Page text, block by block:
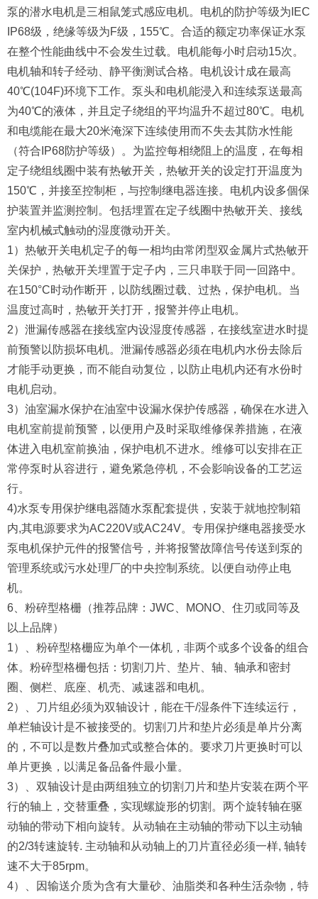
泵的潜水电机是三相鼠笼式感应电机。电机的防护等级为IEC
IP68级，绝缘等级为F级，155℃。合适的额定功率保证水泵
在整个性能曲线中不会发生过载。电机能每小时启动15次。
电机轴和转子经动、静平衡测试合格。电机设计成在最高
40℃(104F)环境下工作。泵头和电机能浸入和连续泵送最高
为40℃的液体，并且定子绕组的平均温升不超过80℃。电机
和电缆能在最大20米淹深下连续使用而不失去其防水性能
（符合IP68防护等级）。为监控每相绕阻上的温度，在每相
定子绕组线圈中装有热敏开关，热敏开关的设定打开温度为
150℃，并接至控制柜，与控制继电器连接。电机内设多個保
护装置并监测控制。包括埋置在定子线圈中热敏开关、接线
室内机械式触动的湿度微动开关。
1）热敏开关电机定子的每一相均由常闭型双金属片式热敏开
关保护，热敏开关埋置于定子内，三只串联于同一回路中。
在150°C时动作断开，以防线圈过载、过热，保护电机。当
温度过高时，热敏开关打开，报警并停止电机。
2）泄漏传感器在接线室内设湿度传感器，在接线室进水时提
前预警以防损坏电机。泄漏传感器必须在电机内水份去除后
才能手动更换，而不能自动复位，以防止电机内还有水份时
电机启动。
3）油室漏水保护在油室中设漏水保护传感器，确保在水进入
电机室前提前预警，以便用户及时采取维修保养措施，在液
体进入电机室前换油，保护电机不进水。维修可以安排在正
常停泵时从容进行，避免紧急停机，不会影响设备的工艺运
行。
4)水泵专用保护继电器随水泵配套提供，安装于就地控制箱
内,其电源要求为AC220V或AC24V。专用保护继电器接受水
泵电机保护元件的报警信号，并将报警故障信号传送到泵的
管理系统或污水处理厂的中央控制系统。以便自动停止电
机。
6、粉碎型格栅（推荐品牌：JWC、MONO、住刃或同等及
以上品牌）
1）、粉碎型格栅应为单个一体机，非两个或多个设备的组合
体。粉碎型格栅包括：切割刀片、垫片、轴、轴承和密封
圈、侧栏、底座、机壳、减速器和电机。
2）、刀片组必须为双轴设计，能在干/湿条件下连续运行，
单栏轴设计是不被接受的。切割刀片和垫片必须是单片分离
的，不可以是数片叠加式或整合体的。要求刀片更换时可以
单片更换，以满足备品备件最小量。
3）、双轴设计是由两组独立的切割刀片和垫片安装在两个平
行的轴上，交替重叠，实现螺旋形的切割。两个旋转轴在驱
动轴的带动下相向旋转。从动轴在主动轴的带动下以主动轴
的2/3转速旋转. 主动轴和从动轴上的刀片直径必须一样, 轴转
速不大于85rpm。
4）、因输送介质为含有大量砂、油脂类和各种生活杂物，特